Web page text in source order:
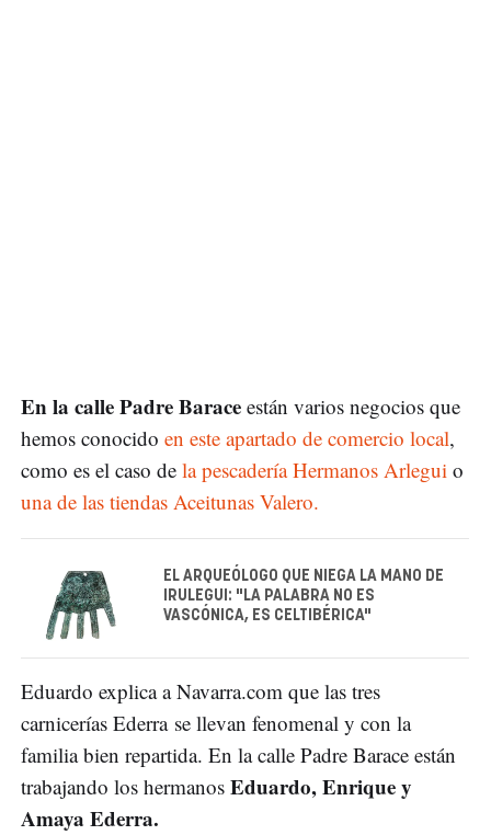
En la calle Padre Barace están varios negocios que
hemos conocido en este apartado de comercio local,
como es el caso de la pescadería Hermanos Arlegui o
una de las tiendas Aceitunas Valero.
EL ARQUEÓLOGO QUE NIEGA LA MANO DE
IRULEGUI: "LA PALABRA NO ES
VASCÓNICA, ES CELTIBÉRICA"
Eduardo explica a Navarra.com que las tres
carnicerías Ederra se llevan fenomenal y con la
familia bien repartida. En la calle Padre Barace están
trabajando los hermanos Eduardo, Enrique y
Amaya Ederra.